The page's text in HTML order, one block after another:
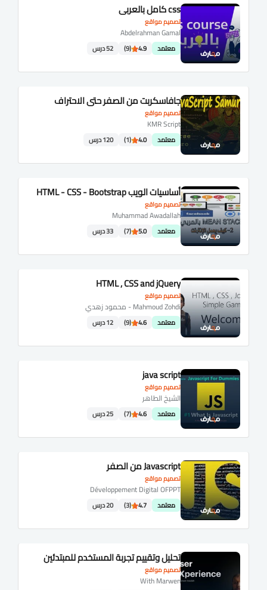
تصميم مواقع
css كامل بالعربي
Abdelrahman Gamal
معتمد 4.9
(9) 52 درس
تصميم مواقع
جافاسكربت من الصفر حتى الاحتراف
KMR Script
معتمد 4.0
(1) 120 درس
تصميم مواقع
أساسيات الويب HTML - CSS - Bootstrap
Muhammad Awadallah
معتمد 5.0
(7) 33 درس
تصميم مواقع
HTML , CSS and jQuery
Mahmoud Zohdi - محمود زهدي
معتمد 4.6
(9) 12 درس
تصميم مواقع
java script
الشيخ الطاهر
معتمد 4.6
(7) 25 درس
تصميم مواقع
Javascript من الصفر
Développement Digital OFPPT
معتمد 4.7
(3) 20 درس
تصميم مواقع
تحليل وتقييم تجربة المستخدم للمبتدئين
With Marwen